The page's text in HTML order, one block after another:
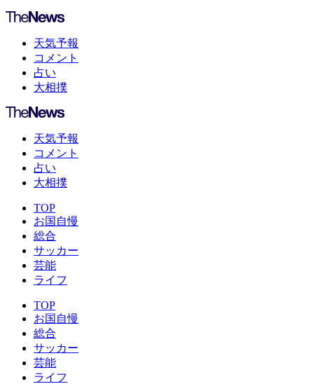
天気予報
コメント
占い
大相撲
天気予報
コメント
占い
大相撲
TOP
お国自慢
総合
サッカー
芸能
ライフ
TOP
お国自慢
総合
サッカー
芸能
ライフ